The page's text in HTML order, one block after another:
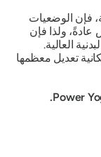
فإن الوضعيات
ولذا فإن
العالية.
تعديل معظمها
Power